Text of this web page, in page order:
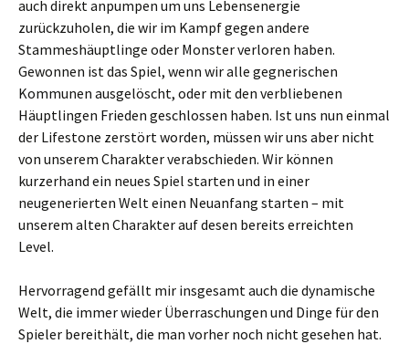
auch direkt anpumpen um uns Lebensenergie
zurückzuholen, die wir im Kampf gegen andere
Stammeshäuptlinge oder Monster verloren haben.
Gewonnen ist das Spiel, wenn wir alle gegnerischen
Kommunen ausgelöscht, oder mit den verbliebenen
Häuptlingen Frieden geschlossen haben. Ist uns nun einmal
der Lifestone zerstört worden, müssen wir uns aber nicht
von unserem Charakter verabschieden. Wir können
kurzerhand ein neues Spiel starten und in einer
neugenerierten Welt einen Neuanfang starten – mit
unserem alten Charakter auf desen bereits erreichten
Level.
Hervorragend gefällt mir insgesamt auch die dynamische
Welt, die immer wieder Überraschungen und Dinge für den
Spieler bereithält, die man vorher noch nicht gesehen hat.